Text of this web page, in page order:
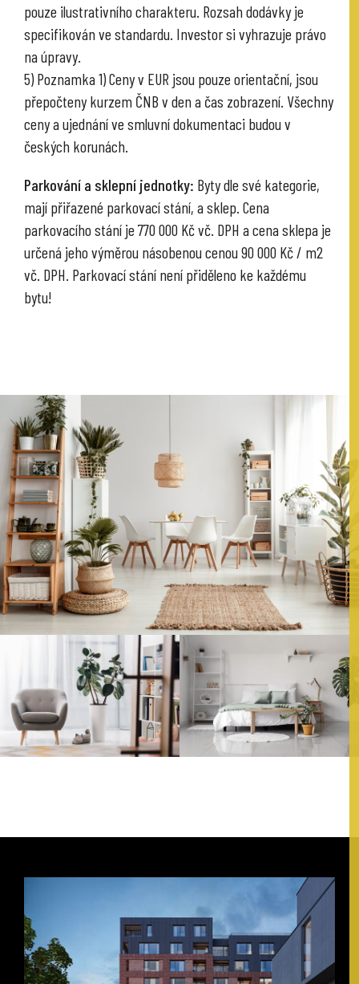
pouze ilustrativního charakteru. Rozsah dodávky je
specifikován ve standardu. Investor si vyhrazuje právo
na úpravy.
5) Poznamka 1) Ceny v EUR jsou pouze orientační, jsou
přepočteny kurzem ČNB v den a čas zobrazení. Všechny
ceny a ujednání ve smluvní dokumentaci budou v
českých korunách.
Parkování a sklepní jednotky: Byty dle své kategorie,
mají přiřazené parkovací stání, a sklep. Cena
parkovacího stání je 770 000 Kč vč. DPH a cena sklepa je
určená jeho výměrou násobenou cenou 90 000 Kč / m2
vč. DPH. Parkovací stání není přiděleno ke každému
bytu!